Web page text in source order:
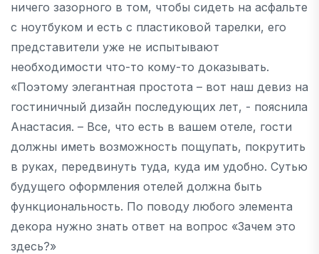
ничего зазорного в том, чтобы сидеть на асфальте
с ноутбуком и есть с пластиковой тарелки, его
представители уже не испытывают
необходимости что-то кому-то доказывать.
«Поэтому элегантная простота – вот наш девиз на
гостиничный дизайн последующих лет, - пояснила
Анастасия. – Все, что есть в вашем отеле, гости
должны иметь возможность пощупать, покрутить
в руках, передвинуть туда, куда им удобно. Сутью
будущего оформления отелей должна быть
функциональность. По поводу любого элемента
декора нужно знать ответ на вопрос «Зачем это
здесь?»